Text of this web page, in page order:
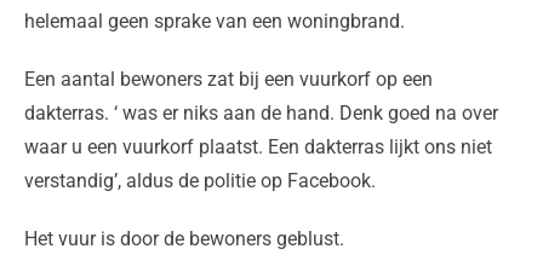
helemaal geen sprake van een woningbrand.
Een aantal bewoners zat bij een vuurkorf op een
dakterras. ‘ was er niks aan de hand. Denk goed na over
waar u een vuurkorf plaatst. Een dakterras lijkt ons niet
verstandig’, aldus de politie op Facebook.
Het vuur is door de bewoners geblust.